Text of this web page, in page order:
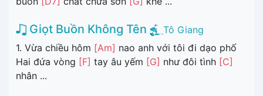
Giọt Buồn Không Tên
Tô Giang
1. Vừa chiều hôm [Am] nao anh với tôi đi dạo phố
Hai đứa vòng [F] tay âu yếm [G] như đôi tình [C]
nhân ...